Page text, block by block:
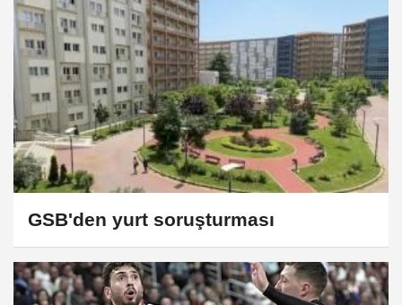
GSB'den yurt soruşturması